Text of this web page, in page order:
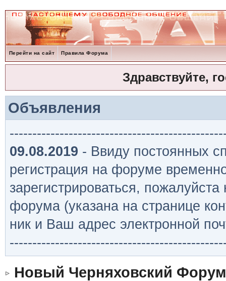
Перейти на сайт Правила Форума
Здравствуйте,
Объявления
09.08.2019 - Ввиду постоянных
регистрация на форуме
зарегистрироваться,
форума (указана на странице
ник и Ваш адрес электронной
Новый Черняховский Форум